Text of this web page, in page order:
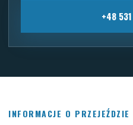
+48
INFORMACJE O PRZEJEŹDZIE